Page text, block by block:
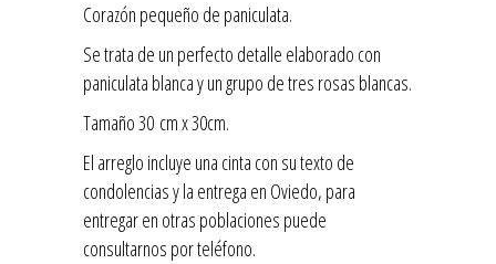
Corazón pequeño de paniculata.
Se trata de un perfecto detalle elaborado con
paniculata blanca y un grupo de tres rosas blancas.
Tamaño 30 cm x 30cm.
El arreglo incluye una cinta con su texto de
condolencias y la entrega en Oviedo, para
entregar en otras poblaciones puede
consultarnos por teléfono.